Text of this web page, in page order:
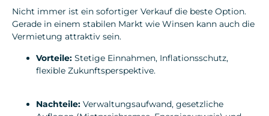
Nicht immer ist ein sofortiger Verkauf die beste Option.
Gerade in einem stabilen Markt wie Winsen kann auch die
Vermietung attraktiv sein.
Vorteile: Stetige Einnahmen, Inflationsschutz,
flexible Zukunftsperspektive.
Nachteile: Verwaltungsaufwand, gesetzliche